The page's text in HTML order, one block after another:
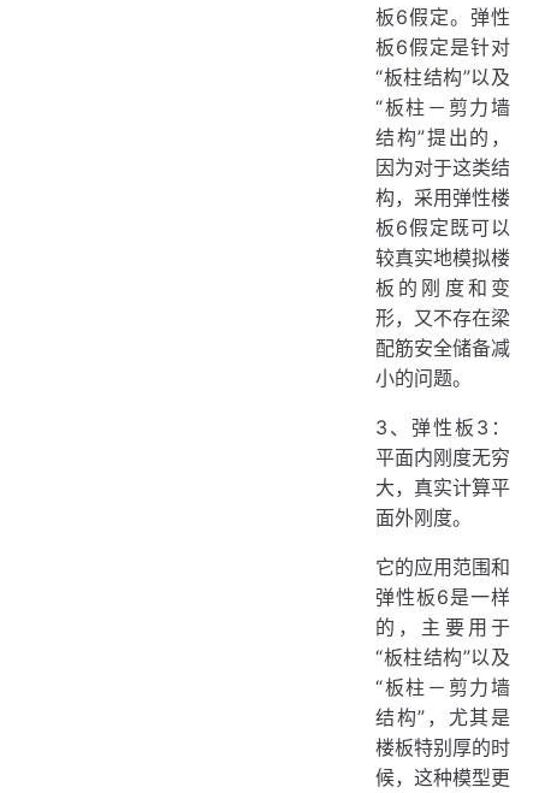
板6假定。弹性
板6假定是针对
“板柱结构”以及
“板柱－剪力墙
结构”提出的，
因为对于这类结
构，采用弹性楼
板6假定既可以
较真实地模拟楼
板的刚度和变
形，又不存在梁
配筋安全储备减
小的问题。
3、弹性板3：
平面内刚度无穷
大，真实计算平
面外刚度。
它的应用范围和
弹性板6是一样
的，主要用于
“板柱结构”以及
“板柱－剪力墙
结构”，尤其是
楼板特别厚的时
候，这种模型更